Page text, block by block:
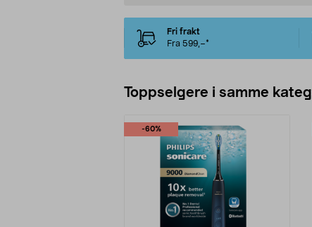
Fri frakt
Fra 599,–*
Toppselgere i samme
-60%